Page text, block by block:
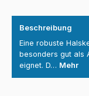
Beschreibung
Eine robuste
besonders gut als
eignet. D… Mehr